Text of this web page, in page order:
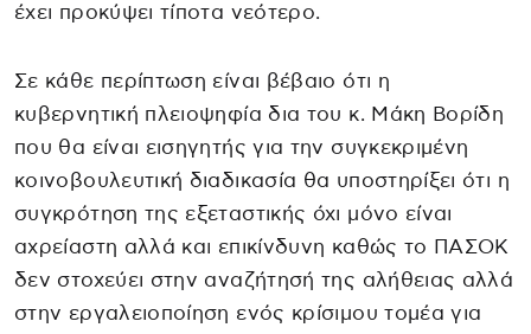
έχει προκύψει τίποτα νεότερο.
Σε κάθε περίπτωση είναι βέβαιο ότι η
κυβερνητική πλειοψηφία δια του κ. Μάκη Βορίδη
που θα είναι εισηγητής για την συγκεκριμένη
κοινοβουλευτική διαδικασία θα υποστηρίξει ότι η
συγκρότηση της εξεταστικής όχι μόνο είναι
αχρείαστη αλλά και επικίνδυνη καθώς το ΠΑΣΟΚ
δεν στοχεύει στην αναζήτησή της αλήθειας αλλά
στην εργαλειοποίηση ενός κρίσιμου τομέα για